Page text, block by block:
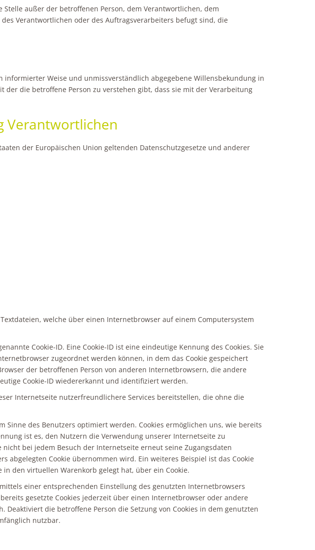
außer der betroffenen Person, dem Verantwortlichen, dem
Verantwortlichen oder des Auftragsverarbeiters befugt sind, die
Weise und unmissverständlich abgegebene Willensbekundung in
die betroffene Person zu verstehen gibt, dass sie mit der Verarbeitung
Verantwortlichen
der Europäischen Union geltenden Datenschutzgesetze und anderer
welche über einen Internetbrowser auf einem Computersystem
Cookie-ID. Eine Cookie-ID ist eine eindeutige Kennung des Cookies. Sie
zugeordnet werden können, in dem das Cookie gespeichert
der betroffenen Person von anderen Internetbrowsern, die andere
Cookie-ID wiedererkannt und identifiziert werden.
Internetseite nutzerfreundlichere Services bereitstellen, die ohne die
des Benutzers optimiert werden. Cookies ermöglichen uns, wie bereits
ist es, den Nutzern die Verwendung unserer Internetseite zu
bei jedem Besuch der Internetseite erneut seine Zugangsdaten
abgelegten Cookie übernommen wird. Ein weiteres Beispiel ist das Cookie
den virtuellen Warenkorb gelegt hat, über ein Cookie.
einer entsprechenden Einstellung des genutzten Internetbrowsers
gesetzte Cookies jederzeit über einen Internetbrowser oder andere
die betroffene Person die Setzung von Cookies in dem genutzten
nutzbar.